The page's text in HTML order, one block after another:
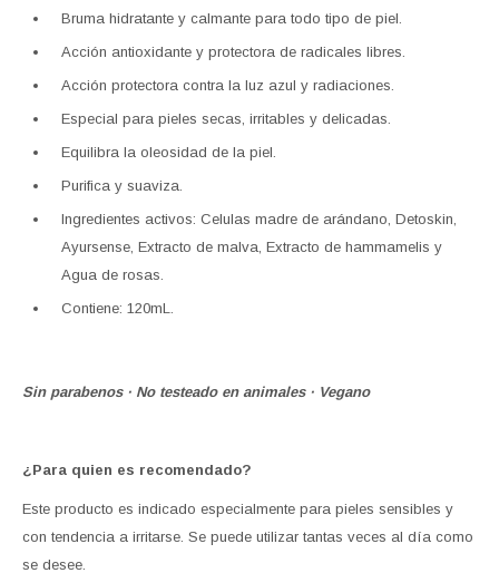
Bruma hidratante y calmante para todo tipo de piel.
Acción antioxidante y protectora de radicales libres.
Acción protectora contra la luz azul y radiaciones.
Especial para pieles secas, irritables y delicadas.
Equilibra la oleosidad de la piel.
Purifica y suaviza.
Ingredientes activos: Celulas madre de arándano, Detoskin,
Ayursense, Extracto de malva, Extracto de hammamelis y
Agua de rosas.
Contiene: 120mL.
Sin parabenos · No testeado en animales · Vegano
¿Para quien es recomendado?
Este producto es indicado especialmente para pieles sensibles y
con tendencia a irritarse. Se puede utilizar tantas veces al día como
se desee.